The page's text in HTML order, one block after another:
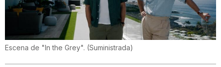
Escena de "In the Grey". (Suministrada)